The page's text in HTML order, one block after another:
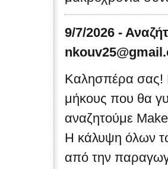
9/7/2026 -
Καλησπέρα σας!
μήκους που θα
αναζητούμε
Η κάλυψη όλων
από την